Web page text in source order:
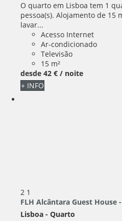
O quarto em Lisboa tem 1
pessoa(s). Alojamento de 15
lavar...
Acesso Internet
Ar-condicionado
Televisão
15 m²
desde 42 € / noite
+ INFO
2 1
FLH Alcântara Guest House
Lisboa - Quarto